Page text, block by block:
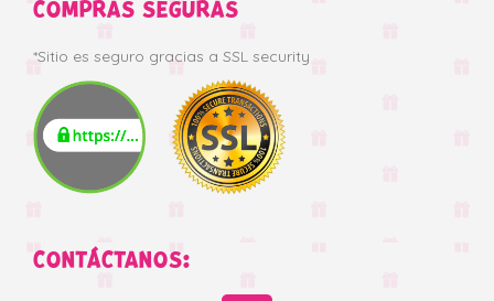
COMPRAS SEGURAS
*Sitio es seguro gracias a SSL security
CONTÁCTANOS: